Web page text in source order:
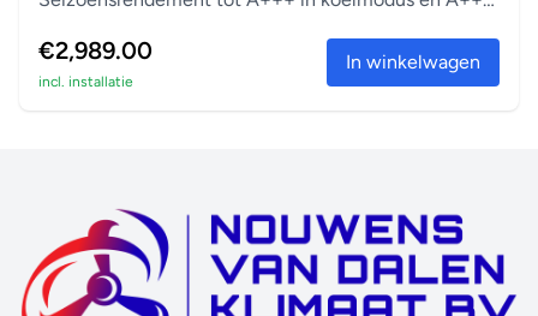
de gerichte luchtstroom voor een betere luchtverdeling in
het hele vertrek.
gelijkmatig over de ruimte. Daarna wordt er
overgeschakeld op een luchtstroompatroon waarmee
warme en koele lucht naar de juiste plek wordt gericht.
€2,989.00
incl. installatie
In winkelwagen